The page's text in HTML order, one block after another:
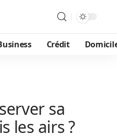
Crédit
sa
les airs ?